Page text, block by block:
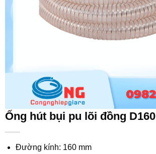
Ống hút bụi pu lõi đồng D160
Đường kính: 160 mm